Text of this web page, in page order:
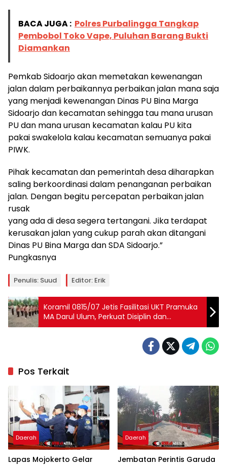
BACA JUGA : Polres Purbalingga Tangkap
Pembobol Toko Vape, Puluhan Barang Bukti
Diamankan
Pemkab Sidoarjo akan memetakan kewenangan
jalan dalam perbaikannya perbaikan jalan mana saja
yang menjadi kewenangan Dinas PU Bina Marga
Sidoarjo dan kecamatan sehingga tau mana urusan
PU dan mana urusan kecamatan kalau PU kita
pakai swakelola kalau kecamatan semuanya pakai
PIWK.
Pihak kecamatan dan pemerintah desa diharapkan
saling berkoordinasi dalam penanganan perbaikan
jalan. Dengan begitu percepatan perbaikan jalan
rusak
yang ada di desa segera tertangani. Jika terdapat
kerusakan jalan yang cukup parah akan ditangani
Dinas PU Bina Marga dan SDA Sidoarjo.”
Pungkasnya
Penulis: Suud Editor: Erik
Koramil 0815/07 Jetis Fasilitasi UKT Pramuka
MA Darul Ulum, Perkuat Disiplin dan
Wawasan Kebangsaan
Pos Terkait
Daerah
Lapas Mojokerto Gelar
Daerah
Jembatan Perintis Garuda